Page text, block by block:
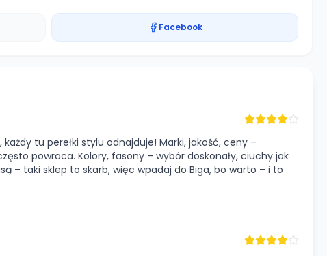
Facebook
tu perełki stylu odnajduje! Marki, jakość, ceny –
powraca. Kolory, fasony – wybór doskonały, ciuchy jak
– taki sklep to skarb, więc wpadaj do Biga, bo warto – i to